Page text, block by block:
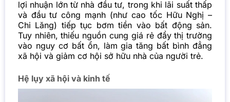
lợi nhuận lớn từ nhà đầu tư, trong khi lãi suất thấp
và đầu tư công mạnh (như cao tốc Hữu Nghị –
Chi Lăng) tiếp tục bơm tiền vào bất động sản.
Tuy nhiên, thiếu nguồn cung giá rẻ đẩy thị trường
vào nguy cơ bất ổn, làm gia tăng bất bình đẳng
xã hội và giảm cơ hội sở hữu nhà của người trẻ.
Hệ lụy xã hội và kinh tế